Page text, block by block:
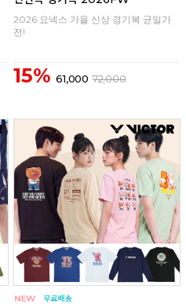
2026 요넥스 가을 신상 경기복 균일가
전!
15% 61,000 72,000